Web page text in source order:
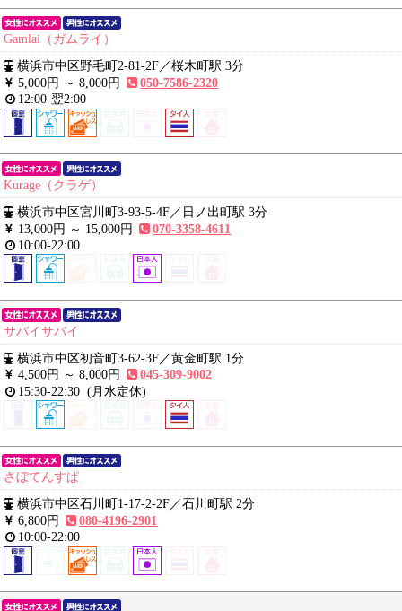
Gamlai（ガムライ）
横浜市中区野毛町2-81-2F／桜木町駅 3分
5,000円 ～8,000円
050-7586-2320
12:00-翌2:00
Kurage（クラゲ）
横浜市中区宮川町3-93-5-4F／ 日ノ出町駅 3分
13,000円 ～ 15,000円
070-3358-4611
10:00-22:00
サバイサバイ
横浜市中区初音町3-62-3F／黄金町駅 1分
4,500円 ～8,000円
045-309-9002
15:30-22:30 (月水定休)
さぼてんすぱ
横浜市中区石川町1-17-2-2F／石川町駅 2分
6,800円
080-4196-2901
10:00-22:00